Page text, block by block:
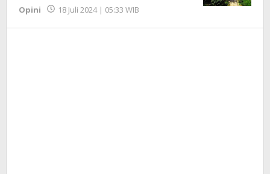
Opini 18 Juli 2024 | 05:33 WIB
InfoSAWIT